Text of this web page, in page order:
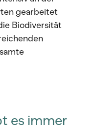
gearbeitet
Biodiversität
es immer